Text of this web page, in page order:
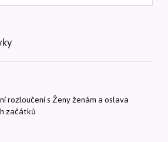
rozloučení s Ženy ženám a oslava
začátků